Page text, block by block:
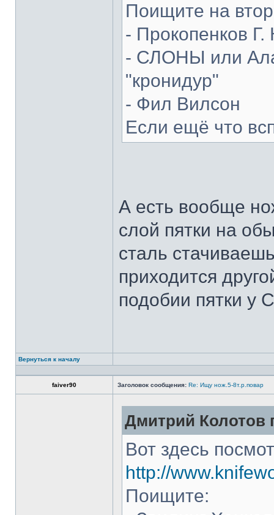
Поищите на
- Прокопенков Г.
- СЛОНЫ или
"кронидур"
- Фил Вилсон
Если ещё что
А есть вообще
слой пятки на
сталь
приходится
подобии пятки у
Вернуться к началу
faiver90 Заголовок сообщения: Re: Ищу нож.5-8т.р.повар
Дмитрий Колотов
Вот здесь
http://
Поищите: